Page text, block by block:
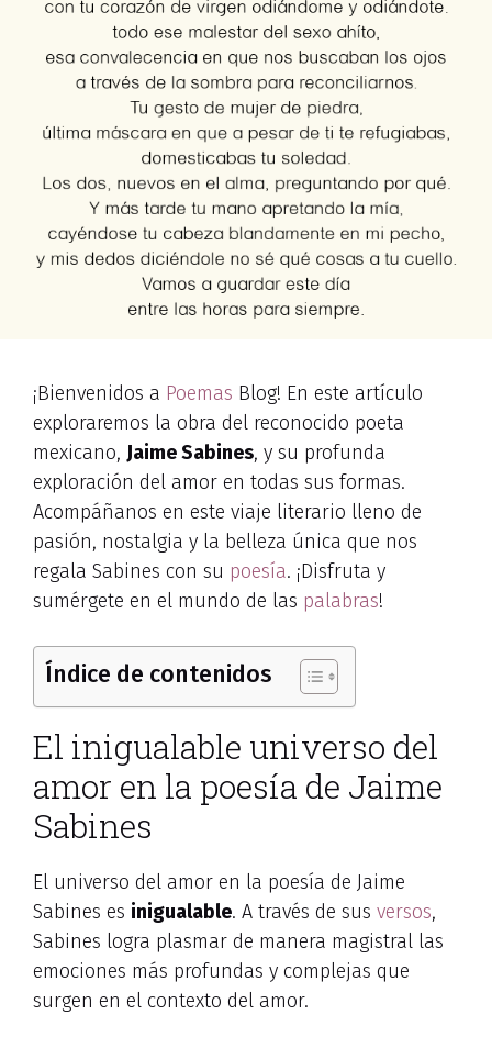
¡Bienvenidos a Poemas Blog! En este artículo
exploraremos la obra del reconocido poeta
mexicano, Jaime Sabines, y su profunda
exploración del amor en todas sus formas.
Acompáñanos en este viaje literario lleno de
pasión, nostalgia y la belleza única que nos
regala Sabines con su poesía. ¡Disfruta y
sumérgete en el mundo de las palabras!
Índice de contenidos
El inigualable universo del
amor en la poesía de Jaime
Sabines
El universo del amor en la poesía de Jaime
Sabines es inigualable. A través de sus versos,
Sabines logra plasmar de manera magistral las
emociones más profundas y complejas que
surgen en el contexto del amor.